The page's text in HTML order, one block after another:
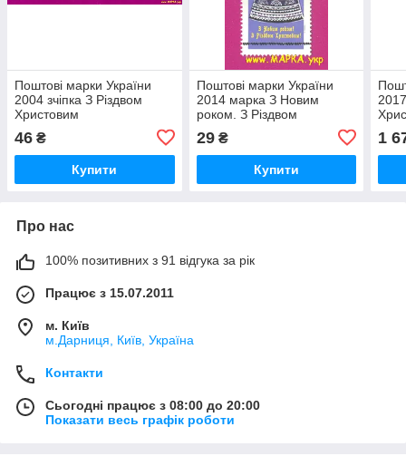
Поштові марки України
2004 зчіпка З Різдвом
Христовим
46 ₴
Купити
Поштові марки України
2014 марка З Новим
роком. З Різдвом
29₴
Купити
1
Про нас
100% позитивних з 91 відгука за рік
Працює з 15.07.2011
м. Київ
м.Дарниця, Київ, Україна
Контакти
Сьогодні працює з 08:00 до 20:00
Показати весь графік роботи